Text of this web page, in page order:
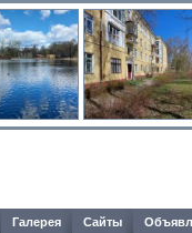
Галерея Сайты